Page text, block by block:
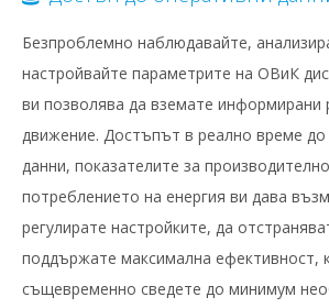
Безпроблемно наблюдавайте,
настройвайте параметрите на ОВиК
ви позволява да вземате информирани
движение. Достъпът в реално време до
данни, показателите за
потреблението на енергия ви дава
регулирате настройките, да
поддържате максимална ефективност,
същевременно сведете до минимум